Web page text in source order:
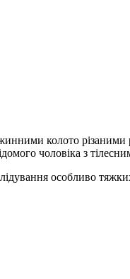
колото різаними
чоловіка з
особливо